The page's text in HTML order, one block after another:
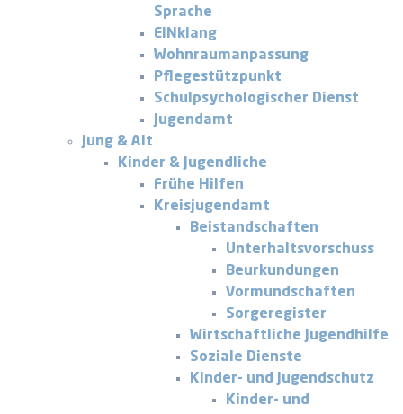
Sprache
EINklang
Wohnraumanpassung
Pflegestützpunkt
Schulpsychologischer Dienst
Jugendamt
Jung & Alt
Kinder & Jugendliche
Frühe Hilfen
Kreisjugendamt
Beistandschaften
Unterhaltsvorschuss
Beurkundungen
Vormundschaften
Sorgeregister
Wirtschaftliche Jugendhilfe
Soziale Dienste
Kinder- und Jugendschutz
Kinder- und